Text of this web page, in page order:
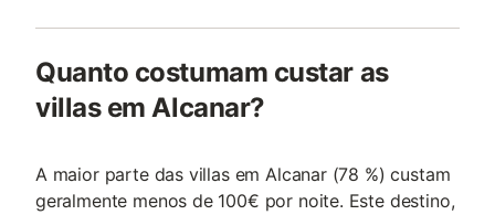
Quanto costumam custar as
villas em Alcanar?
A maior parte das villas em Alcanar (78 %) custam
geralmente menos de 100€ por noite. Este destino,